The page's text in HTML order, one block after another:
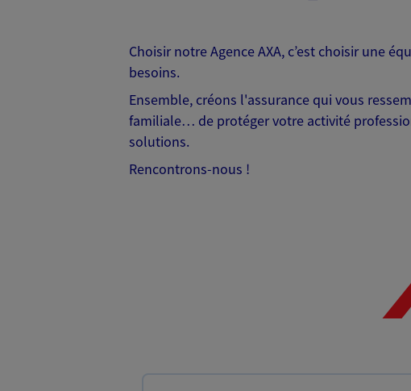
Choisir notre Agence AXA, c’est choisir une
besoins.
Ensemble, créons l'assurance qui vous
familiale… de protéger votre activité
solutions.
Rencontrons-nous !